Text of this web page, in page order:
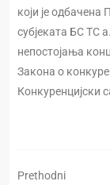
који је одбачена
субјеката БС ТС
непостојања
Закона о
Конкуренцијски
Prethodni